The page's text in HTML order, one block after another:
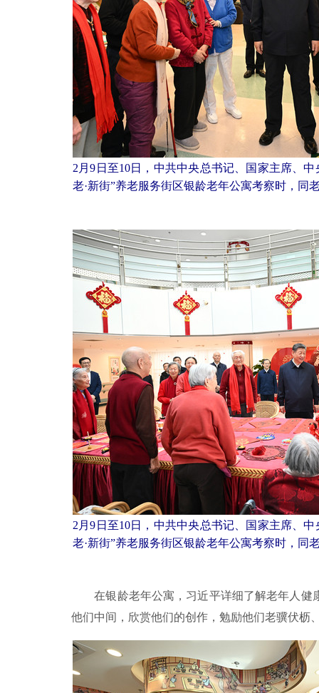
2月9日至10日，中共中央总书记、国家主席、
老·新街”养老服务街区银龄老年公寓考察时，同
2月9日至10日，中共中央总书记、国家主席、
老·新街”养老服务街区银龄老年公寓考察时，同
在银龄老年公寓，习近平详细了解老年人健
他们中间，欣赏他们的创作，勉励他们老骥伏枥